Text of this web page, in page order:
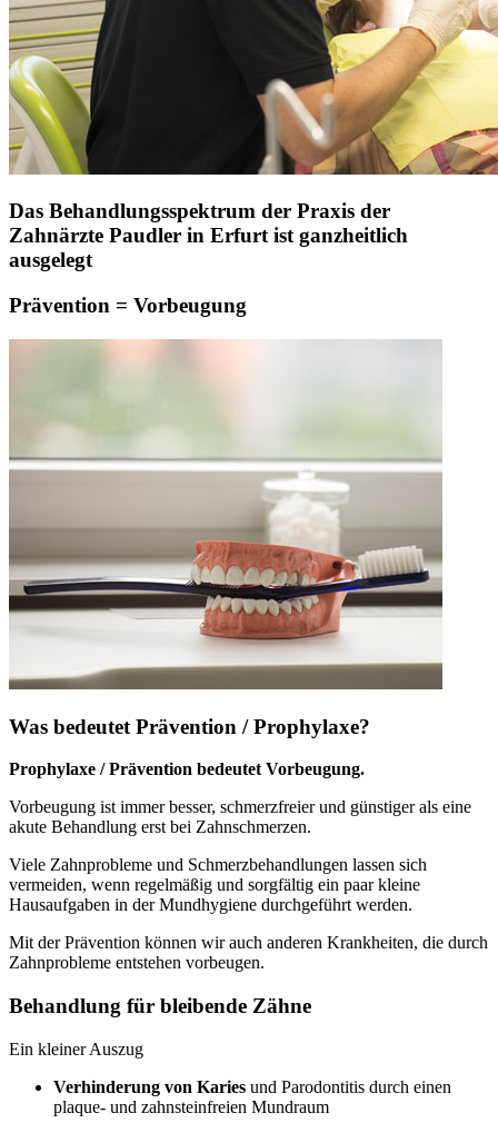
Das Behandlungsspektrum der Praxis der
Zahnärzte Paudler in Erfurt ist ganzheitlich
ausgelegt
Prävention = Vorbeugung
Was bedeutet Prävention / Prophylaxe?
Prophylaxe / Prävention bedeutet Vorbeugung.
Vorbeugung ist immer besser, schmerzfreier und günstiger als eine
akute Behandlung erst bei Zahnschmerzen.
Viele Zahnprobleme und Schmerzbehandlungen lassen sich
vermeiden, wenn regelmäßig und sorgfältig ein paar kleine
Hausaufgaben in der Mundhygiene durchgeführt werden.
Mit der Prävention können wir auch anderen Krankheiten, die durch
Zahnprobleme entstehen vorbeugen.
Behandlung für bleibende Zähne
Ein kleiner Auszug
Verhinderung von Karies und Parodontitis durch einen
plaque- und zahnsteinfreien Mundraum